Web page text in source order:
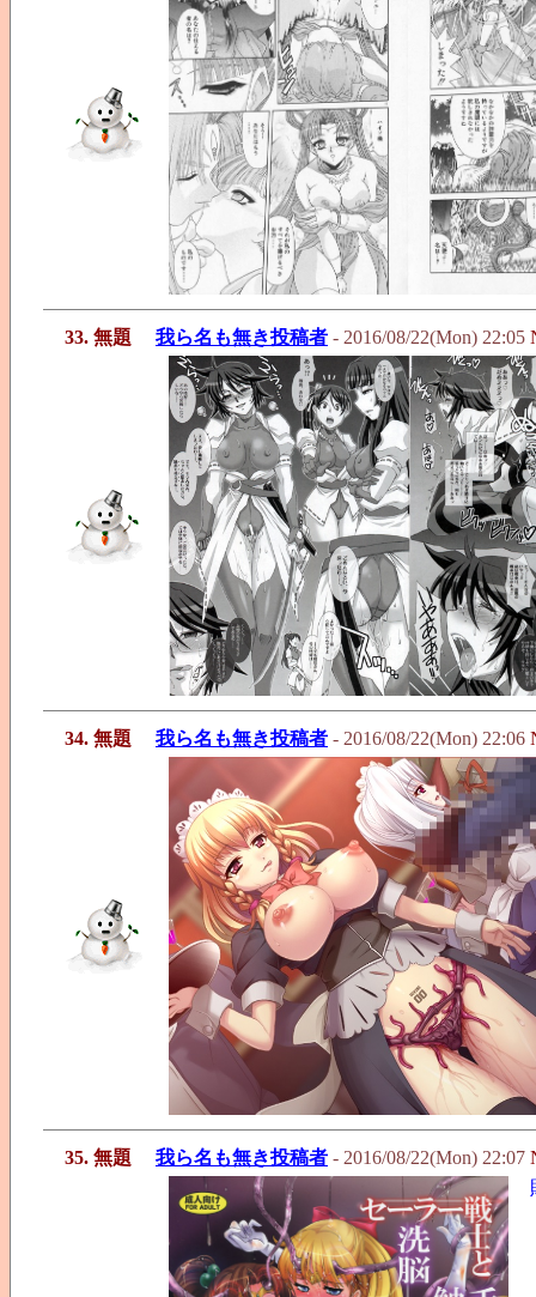
33. 無題 我ら名も無き投稿者 - 2016/08/22(Mon) 22:05
34. 無題 我ら名も無き投稿者 - 2016/08/22(Mon) 22:06
35. 無題 我ら名も無き投稿者 - 2016/08/22(Mon) 22:07